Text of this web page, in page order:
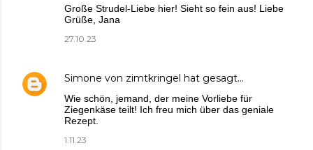
Große Strudel-Liebe hier! Sieht so fein aus! Liebe
Grüße, Jana
27.10.23
Simone von zimtkringel hat gesagt…
Wie schön, jemand, der meine Vorliebe für
Ziegenkäse teilt! Ich freu mich über das geniale
Rezept.
1.11.23